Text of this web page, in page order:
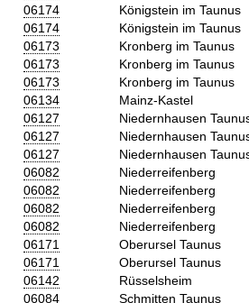
06174
Königstein im Taunus
06174
Königstein im Taunus
06173
Kronberg im Taunus
06173
Kronberg im Taunus
06173
Kronberg im Taunus
06134
Mainz-Kastel
06127
Niedernhausen
06127
Niedernhausen
06127
Niedernhausen
06082
Niederreifenberg
06082
Niederreifenberg
06082
Niederreifenberg
06082
Niederreifenberg
06171
Oberursel Taunus
06171
Oberursel Taunus
06142
Rüsselsheim
06084
Schmitten Taunus